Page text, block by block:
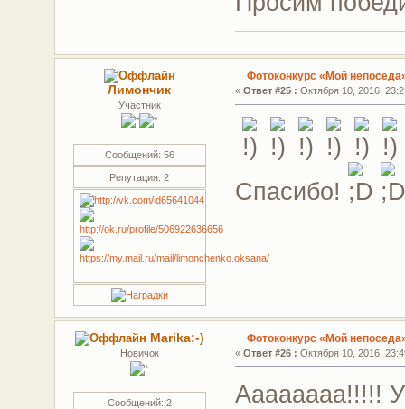
Лимончик
Участник
Сообщений: 56
Репутация: 2
Фотоконкурс «Мой
«Ответ #25 : Октября 10, 2016,
Спасибо!
Marika:-)
Новичок
Сообщений: 2
Фотоконкурс «Мой
«Ответ #26 : Октября 10, 2016,
Аааааааа!!!!!